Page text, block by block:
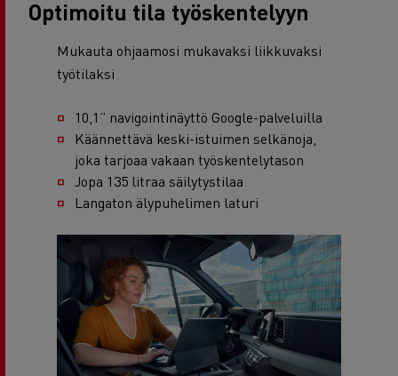
Optimoitu tila työskentelyyn
Mukauta ohjaamosi mukavaksi liikkuvaksi
työtilaksi
10,1” navigointinäyttö Google-palveluilla
Käännettävä keski-istuimen selkänoja,
joka tarjoaa vakaan työskentelytason
Jopa 135 litraa säilytystilaa
Langaton älypuhelimen laturi